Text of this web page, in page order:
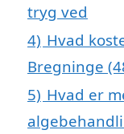
tryg ved
4) Hvad
Bregninge
5) Hvad er